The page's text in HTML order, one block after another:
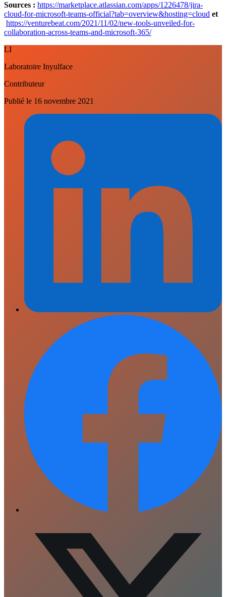
Sources : https://marketplace.atlassian.com/apps/1226478/jira-
cloud-for-microsoft-teams-official?tab=overview&hosting=cloud et
https://venturebeat.com/2021/11/02/new-tools-unveiled-for-
collaboration-across-teams-and-microsoft-365/
LI
Laboratoire Inyulface
Contributeur
Publié le 16 novembre 2021